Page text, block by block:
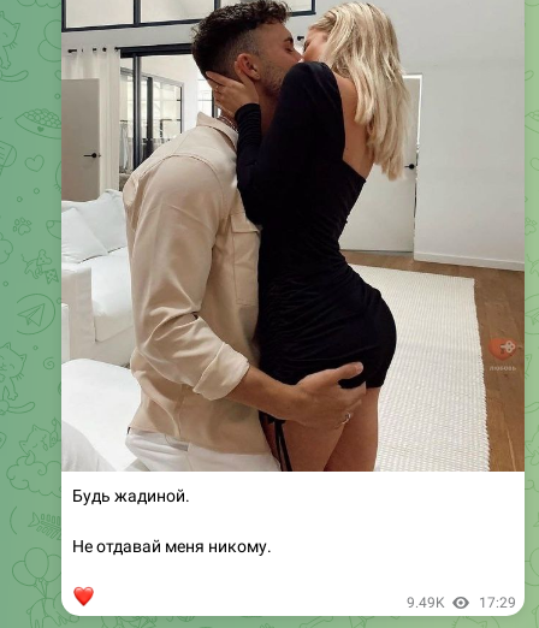
Будь жадиной.
Не отдавай меня никому.
9.49K 17:29